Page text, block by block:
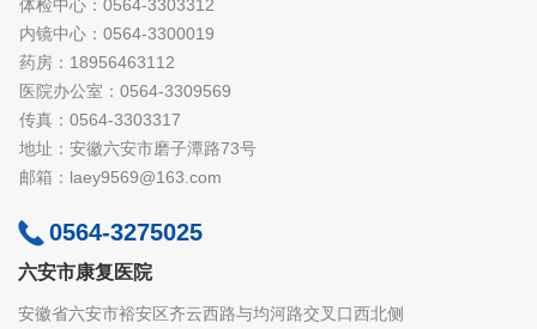
体检中心：0564-3303312
内镜中心：0564-3300019
药房：18956463112
医院办公室：0564-3309569
传真：0564-3303317
地址：安徽六安市磨子潭路73号
邮箱：laey9569@163.com
0564-3275025
六安市康复医院
安徽省六安市裕安区齐云西路与均河路交叉口西北侧